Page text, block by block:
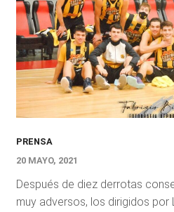
PRENSA
20 MAYO, 2021
Después de diez derrotas
muy adversos, los dirigidos por